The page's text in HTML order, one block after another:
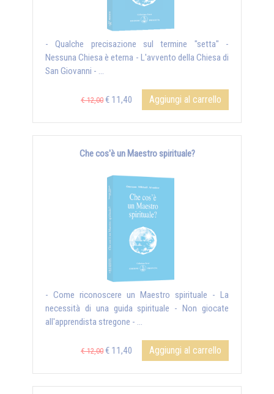
- Qualche precisazione sul termine "setta" -
Nessuna Chiesa è eterna - L'avvento della Chiesa di
San Giovanni - ...
€ 12,00 € 11,40 Aggiungi al carrello
Che cos'è un Maestro spirituale?
- Come riconoscere un Maestro spirituale - La
necessità di una guida spirituale - Non giocate
all'apprendista stregone - ...
€ 12,00 € 11,40 Aggiungi al carrello